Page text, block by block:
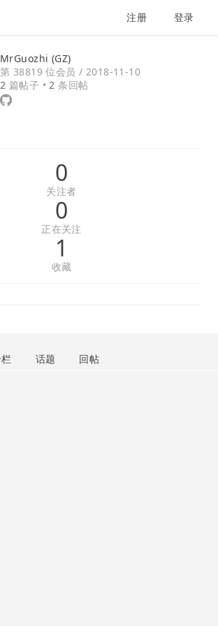
注册 登录
MrGuozhi (GZ)
第 38819 位会员 / 2018-11-10
2 篇帖子 •2 条回帖
0
关注者
0
正在关注
1
收藏
话题 回帖